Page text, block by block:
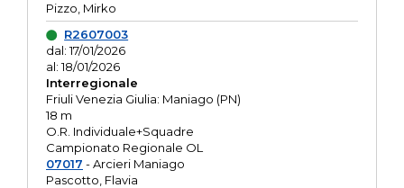
Pizzo, Mirko
R2607003
dal: 17/01/2026
al: 18/01/2026
Interregionale
Friuli Venezia Giulia: Maniago (PN)
18 m
O.R. Individuale+Squadre
Campionato Regionale OL
07017 - Arcieri Maniago
Pascotto, Flavia